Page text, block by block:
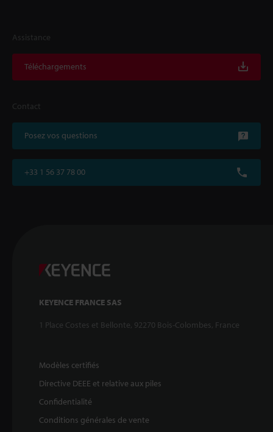
Assistance
Téléchargements
Contact
Posez vos questions
+33 1 56 37 78 00
KEYENCE FRANCE SAS
1 Place Costes et Bellonte, 92270 Bois-Colombes, France
Modèles certifiés
Directive DEEE et relative aux piles
Confidentialité
Conditions générales de vente